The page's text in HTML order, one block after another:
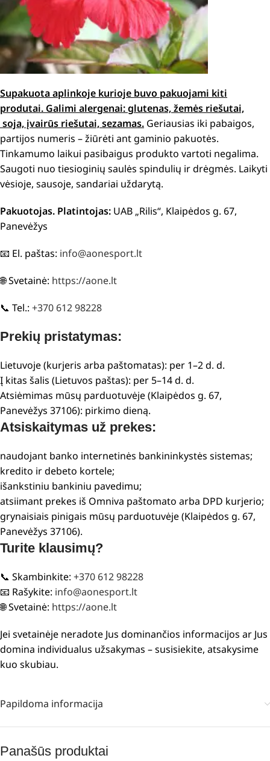
Supakuota aplinkoje kurioje buvo pakuojami kiti
produtai. Galimi alergenai: glutenas, žemės riešutai,
soja, įvairūs riešutai, sezamas. Geriausias iki pabaigos,
partijos numeris – žiūrėti ant gaminio pakuotės.
Tinkamumo laikui pasibaigus produkto vartoti negalima.
Saugoti nuo tiesioginių saulės spindulių ir drėgmės. Laikyti
vėsioje, sausoje, sandariai uždarytą.
Pakuotojas. Platintojas: UAB „Rilis“, Klaipėdos g. 67,
Panevėžys
📧 El. paštas: info@aonesport.lt
🌐 Svetainė: https://aone.lt
📞 Tel.: +370 612 98228
Prekių pristatymas:
Lietuvoje (kurjeris arba paštomatas): per 1–2 d. d.
Į kitas šalis (Lietuvos paštas): per 5–14 d. d.
Atsiėmimas mūsų parduotuvėje (Klaipėdos g. 67,
Panevėžys 37106): pirkimo dieną.
Atsiskaitymas už prekes:
naudojant banko internetinės bankininkystės sistemas;
kredito ir debeto kortele;
išankstiniu bankiniu pavedimu;
atsiimant prekes iš Omniva paštomato arba DPD kurjerio;
grynaisiais pinigais mūsų parduotuvėje (Klaipėdos g. 67,
Panevėžys 37106).
Turite klausimų?
📞 Skambinkite: +370 612 98228
📧 Rašykite: info@aonesport.lt
🌐 Svetainė: https://aone.lt
Jei svetainėje neradote Jus dominančios informacijos ar Jus
domina individualus užsakymas – susisiekite, atsakysime
kuo skubiau.
Papildoma informacija
Panašūs produktai